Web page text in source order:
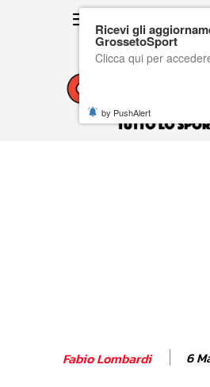
Fabio Lombardi 6
Ricevi gli
GrossetoSport
Clicca qui per
by PushAlert